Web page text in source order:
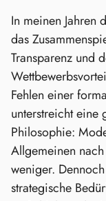
In meinen Jahren
das
Transparenz und
Fehlen einer
unterstreicht eine
Philosophie:
Allgemeinen
weniger.
strategische